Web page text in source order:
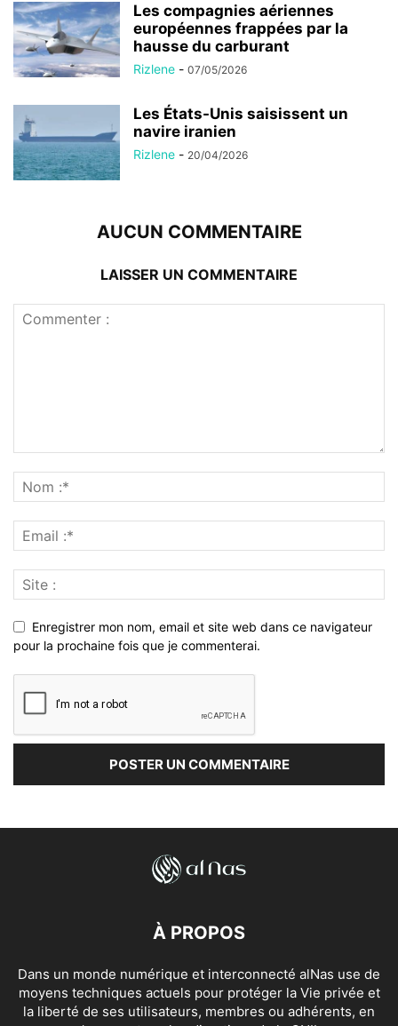
Les compagnies aériennes
européennes frappées par la
hausse du carburant
Rizlene - 07/05/2026
Les États-Unis saisissent un
navire iranien
Rizlene - 20/04/2026
AUCUN COMMENTAIRE
LAISSER UN COMMENTAIRE
Enregistrer mon nom, email et site web dans ce navigateur
pour la prochaine fois que je commenterai.
À PROPOS
Dans un monde numérique et interconnecté alNas use de
moyens techniques actuels pour protéger la Vie privée et
la liberté de ses utilisateurs, membres ou adhérents, en